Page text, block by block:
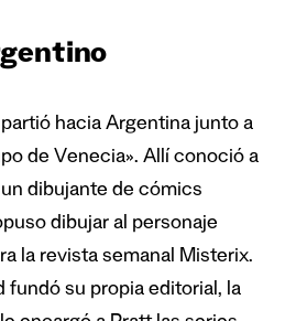
hacia Argentina junto a
de Venecia». Allí conoció a
dibujante de cómics
dibujar al personaje
la revista semanal Misterix.
fundó su propia editorial, la